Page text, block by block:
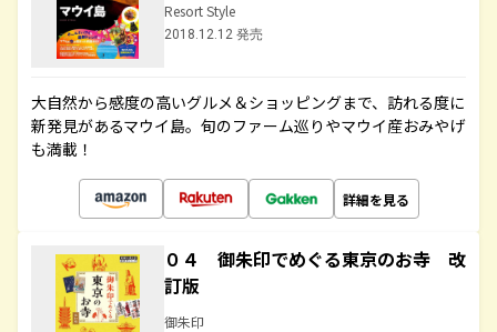
Resort Style
2018.12.12 発売
大自然から感度の高いグルメ＆ショッピングまで、訪れる度に
新発見があるマウイ島。旬のファーム巡りやマウイ産おみやげ
も満載！
詳細を見る
０４ 御朱印でめぐる東京のお寺 改
訂版
御朱印